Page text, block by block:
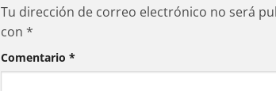
Tu dirección de correo electrónico no será
con *
Comentario *